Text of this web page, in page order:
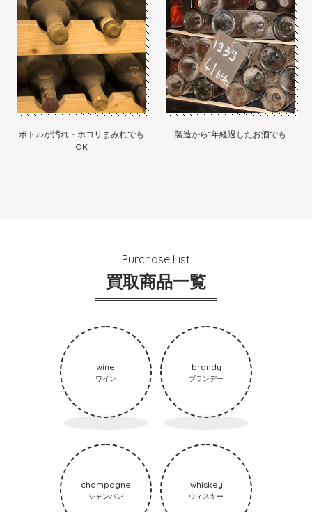
ボトルが汚れ・ホコリまみれでも
OK
製造から1年経過したお酒でも
Purchase List
買取商品一覧
wine
ワイン
brandy
ブランデー
champagne
シャンパン
whiskey
ウィスキー